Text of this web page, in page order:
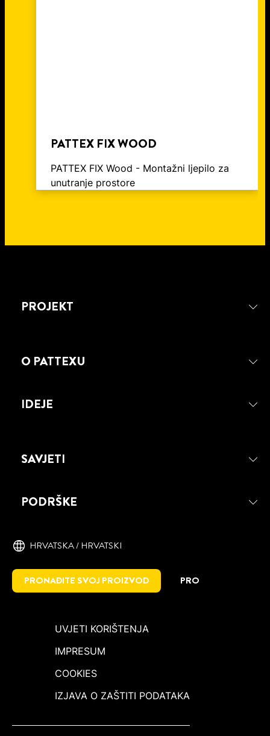
PATTEX FIX WOOD
PATTEX FIX Wood - Montažni ljepilo za
unutranje prostore
PATTEX SUPER FIX
montažno ljepilo
PROJEKT
O PATTEXU
IDEJE
SAVJETI
PODRŠKE
HRVATSKA / HRVATSKI
PRONAĐITE SVOJ PROIZVOD PRO
UVJETI KORIŠTENJA
IMPRESUM
COOKIES
IZJAVA O ZAŠTITI PODATAKA